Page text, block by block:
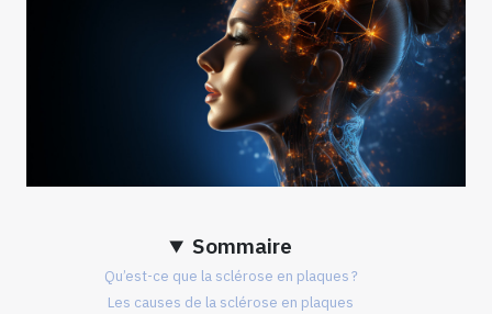
Sommaire
Qu’est-ce que la sclérose en plaques ?
Les causes de la sclérose en plaques